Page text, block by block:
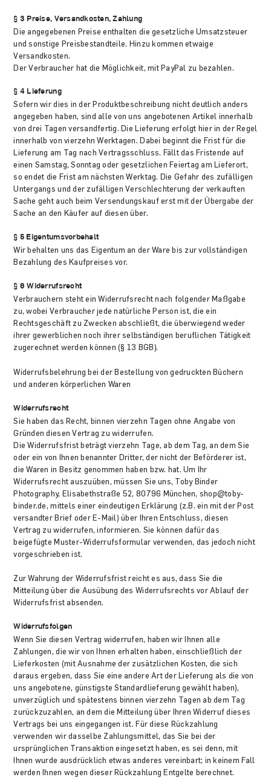
§ 3 Preise, Versandkosten, Zahlung
Die angegebenen Preise enthalten die gesetzliche Umsatzsteuer
und sonstige Preisbestandteile. Hinzu kommen etwaige
Versandkosten.
Der Verbraucher hat die Möglichkeit, mit PayPal zu bezahlen.
§ 4 Lieferung
Sofern wir dies in der Produktbeschreibung nicht deutlich anders
angegeben haben, sind alle von uns angebotenen Artikel innerhalb
von drei Tagen versandfertig. Die Lieferung erfolgt hier in der Regel
innerhalb von vierzehn Werktagen. Dabei beginnt die Frist für die
Lieferung am Tag nach Vertragsschluss. Fällt das Fristende auf
einen Samstag, Sonntag oder gesetzlichen Feiertag am Lieferort,
so endet die Frist am nächsten Werktag. Die Gefahr des zufälligen
Untergangs und der zufälligen Verschlechterung der verkauften
Sache geht auch beim Versendungskauf erst mit der Übergabe der
Sache an den Käufer auf diesen über.
§ 5 Eigentumsvorbehalt
Wir behalten uns das Eigentum an der Ware bis zur vollständigen
Bezahlung des Kaufpreises vor.
§ 6 Widerrufsrecht
Verbrauchern steht ein Widerrufsrecht nach folgender Maßgabe
zu, wobei Verbraucher jede natürliche Person ist, die ein
Rechtsgeschäft zu Zwecken abschließt, die überwiegend weder
ihrer gewerblichen noch ihrer selbständigen beruflichen Tätigkeit
zugerechnet werden können (§ 13 BGB).
Widerrufsbelehrung bei der Bestellung von gedruckten Büchern
und anderen körperlichen Waren
Widerrufsrecht
Sie haben das Recht, binnen vierzehn Tagen ohne Angabe von
Gründen diesen Vertrag zu widerrufen.
Die Widerrufsfrist beträgt vierzehn Tage, ab dem Tag, an dem Sie
oder ein von Ihnen benannter Dritter, der nicht der Beförderer ist,
die Waren in Besitz genommen haben bzw. hat. Um Ihr
Widerrufsrecht auszuüben, müssen Sie uns, Toby Binder
Photography, Elisabethstraße 52, 80796 München, shop@toby-
binder.de, mittels einer eindeutigen Erklärung (z.B. ein mit der Post
versandter Brief oder E-Mail) über Ihren Entschluss, diesen
Vertrag zu widerrufen, informieren. Sie können dafür das
beigefügte Muster-Widerrufsformular verwenden, das jedoch nicht
vorgeschrieben ist.
Zur Wahrung der Widerrufsfrist reicht es aus, dass Sie die
Mitteilung über die Ausübung des Widerrufsrechts vor Ablauf der
Widerrufsfrist absenden.
Widerrufsfolgen
Wenn Sie diesen Vertrag widerrufen, haben wir Ihnen alle
Zahlungen, die wir von Ihnen erhalten haben, einschließlich der
Lieferkosten (mit Ausnahme der zusätzlichen Kosten, die sich
daraus ergeben, dass Sie eine andere Art der Lieferung als die von
uns angebotene, günstigste Standardlieferung gewählt haben),
unverzüglich und spätestens binnen vierzehn Tagen ab dem Tag
zurückzuzahlen, an dem die Mitteilung über Ihren Widerruf dieses
Vertrags bei uns eingegangen ist. Für diese Rückzahlung
verwenden wir dasselbe Zahlungsmittel, das Sie bei der
ursprünglichen Transaktion eingesetzt haben, es sei denn, mit
Ihnen wurde ausdrücklich etwas anderes vereinbart; in keinem Fall
werden Ihnen wegen dieser Rückzahlung Entgelte berechnet.